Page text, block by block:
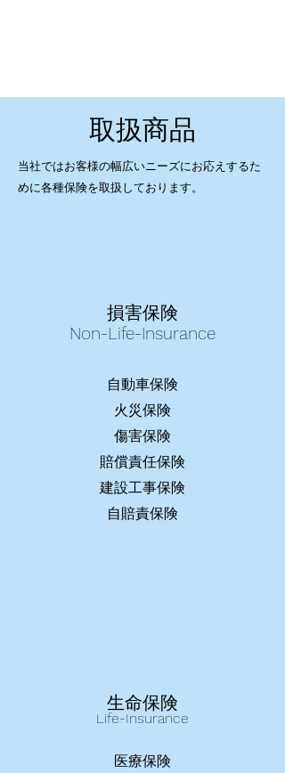
取扱商品
当社ではお客様の幅広いニーズにお応えするた
めに​各種保険を取扱しております。
損害保険
Non-Life-Insurance
自動車保険
火災保険
傷害保険
賠償責任保険
建設工事保険
自賠責保険
生命保険
Life-Insurance
医療保険